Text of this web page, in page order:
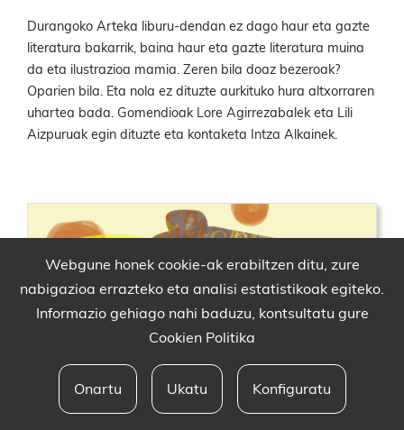
Durangoko Arteka liburu-dendan ez dago haur eta gazte
literatura bakarrik, baina haur eta gazte literatura muina
da eta ilustrazioa mamia. Zeren bila doaz bezeroak?
Oparien bila. Eta nola ez dituzte aurkituko hura altxorraren
uhartea bada. Gomendioak Lore Agirrezabalek eta Lili
Aizpuruak egin dituzte eta kontaketa Intza Alkainek.
Webgune honek cookie-ak erabiltzen ditu, zure
nabigazioa errazteko eta analisi estatistikoak egiteko.
Informazio gehiago nahi baduzu, kontsultatu gure
Cookien Politika
Onartu Ukatu Konfiguratu